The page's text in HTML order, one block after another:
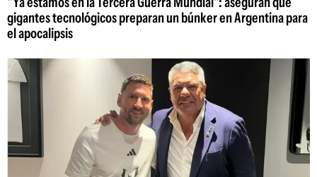
gigantes tecnológicos preparan un búnker en Argentina para
el apocalipsis